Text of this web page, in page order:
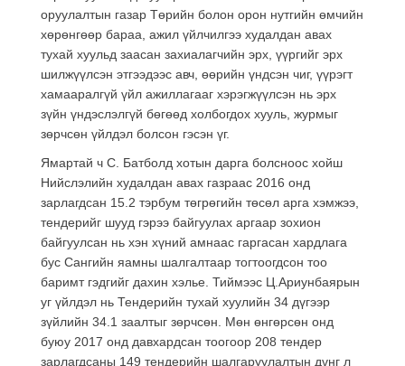
оруулалтын газар Төрийн болон орон нутгийн өмчийн
хөрөнгөөр бараа, ажил үйлчилгээ худалдан авах
тухай хуульд заасан захиалагчийн эрх, үүргийг эрх
шилжүүлсэн этгээдээс авч, өөрийн үндсэн чиг, үүрэгт
хамааралгүй үйл ажиллагааг хэрэгжүүлсэн нь эрх
зүйн үндэслэлгүй бөгөөд холбогдох хууль, журмыг
зөрчсөн үйлдэл болсон гэсэн үг.
Ямартай ч С. Батболд хотын дарга болсноос хойш
Нийслэлийн худалдан авах газраас 2016 онд
зарлагдсан 15.2 тэрбум төгрөгийн төсөл арга хэмжээ,
тендерийг шууд гэрээ байгуулах аргаар зохион
байгуулсан нь хэн хүний амнаас гаргасан хардлага
бус Сангийн яамны шалгалтаар тогтоогдсон тоо
баримт гэдгийг дахин хэлье. Тиймээс Ц.Ариунбаярын
уг үйлдэл нь Тендерийн тухай хуулийн 34 дүгээр
зүйлийн 34.1 заалтыг зөрчсөн. Мөн өнгөрсөн онд
буюу 2017 онд давхардсан тоогоор 208 тендер
зарлагдсаны 149 тендерийн шалгаруулалтын дүнг л